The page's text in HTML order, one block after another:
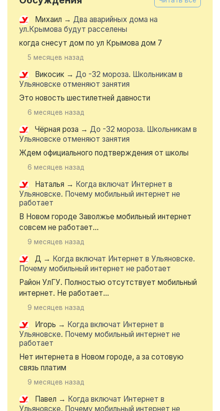
Михаил → Два аварийных дома на
ул.Крымова будут расселены
когда снесут дом по ул Крымова дом 7
5 месяцев назад
Викосик → До -32 мороза. Школьникам в
Ульяновске отменяют занятия
Это новость шестилетней давности
6 месяцев назад
Чёрная роза → До -32 мороза. Школьникам в
Ульяновске отменяют занятия
Ждем официального подтверждения от школы
6 месяцев назад
Наталья → Когда включат Интернет в
Ульяновске. Почему мобильный интернет не
работает
В Новом городе Заволжье мобильный интернет
совсем не работает...
9 месяцев назад
Д → Когда включат Интернет в Ульяновске.
Почему мобильный интернет не работает
Район УлГУ. Полностью отсутствует мобильный
интернет. Не работает...
9 месяцев назад
Игорь → Когда включат Интернет в
Ульяновске. Почему мобильный интернет не
работает
Нет интернета в Новом городе, а за сотовую
связь платим
9 месяцев назад
Павел → Когда включат Интернет в
Ульяновске. Почему мобильный интернет не